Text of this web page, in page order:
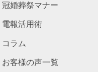
冠婚葬祭マナー
電報活用術
コラム
お客様の声一覧